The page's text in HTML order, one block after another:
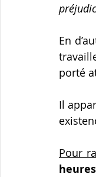
En
porté
Il
Pour
heures